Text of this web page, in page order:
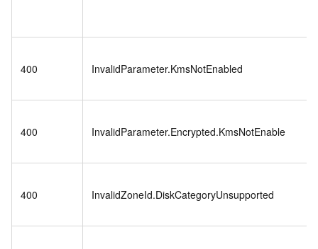
400 InvalidParameter.KmsNotEnabled
400 InvalidParameter.Encrypted.KmsNotEnable
400 InvalidZoneId.DiskCategoryUnsupported